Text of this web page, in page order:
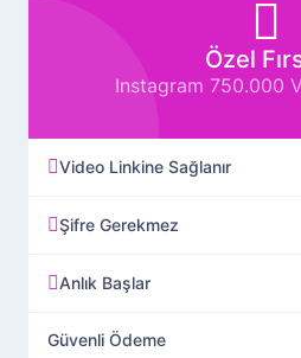
Özel
Instagram 750.000
Video Linkine Sağlanır
Şifre Gerekmez
Anlık Başlar
Güvenli Ödeme